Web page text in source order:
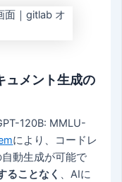
ュメント生成の
120B: MMLU-
により、コードレ
動生成が可能で
ることなく 、AIに